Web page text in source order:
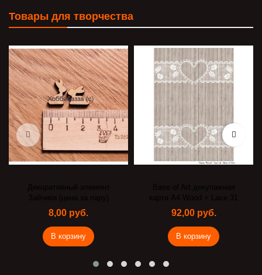
Товары для творчества
Декоративный элемент
Зайчики (цена за пару)
8,00 руб.
В корзину
Base of Art декупажная
карта А4 Wood + Lace 31
92,00 руб.
В корзину